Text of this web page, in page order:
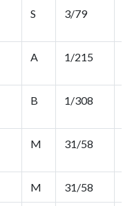
S 3/79
A 1/215
B 1/308
M 31/58
M 31/58